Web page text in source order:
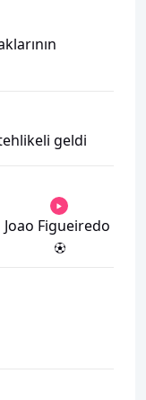
geldi
Joao Figueiredo